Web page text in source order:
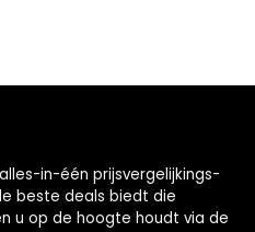
in-één prijsvergelijkings-
beste deals biedt die
u op de hoogte houdt via de